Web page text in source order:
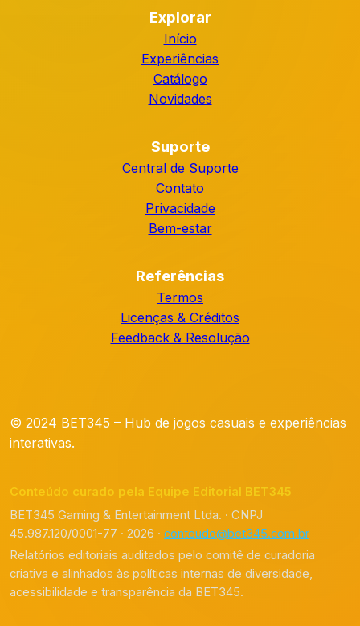
Explorar
Início
Experiências
Catálogo
Novidades
Suporte
Central de Suporte
Contato
Privacidade
Bem-estar
Referências
Termos
Licenças & Créditos
Feedback & Resolução
© 2024 BET345 – Hub de jogos casuais e experiências
interativas.
Conteúdo curado pela Equipe Editorial BET345
BET345 Gaming & Entertainment Ltda. · CNPJ
45.987.120/0001-77 · 2026 · conteudo@bet345.com.br
Relatórios editoriais auditados pelo comitê de curadoria
criativa e alinhados às políticas internas de diversidade,
acessibilidade e transparência da BET345.